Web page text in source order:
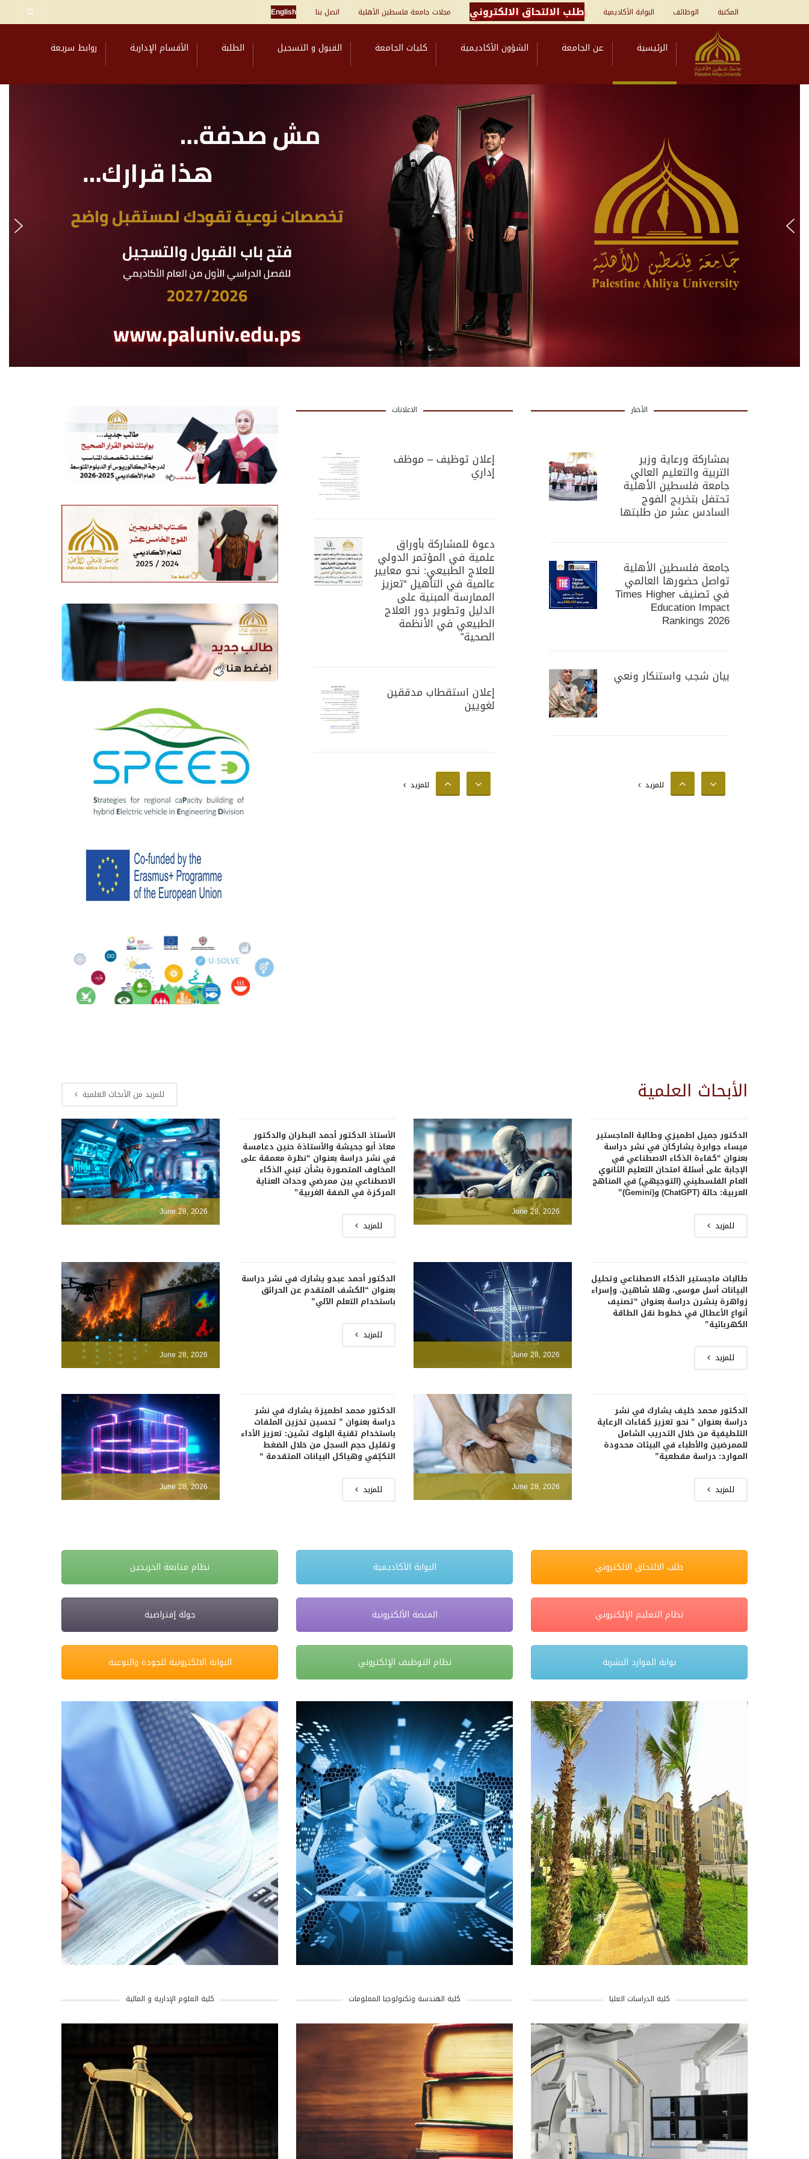
المكتبة الوظائف البوابة الأكاديمية طلب الالتحاق الالكتروني مجلات جامعة فلسطين الأهلية اتصل بنا English
الرئيسية عن الجامعة الشؤون الأكاديمية كليات الجامعة القبول و التسجيل الطلبة الأقسام الإدارية روابط سريعة
الاعلانات
إعلان توظيف – موظف
إداري
دعوة للمشاركة بأوراق
علمية في المؤتمر الدولي
للعلاج الطبيعي: نحو معايير
عالمية في التأهيل “تعزيز
الممارسة المبنية على
الدليل وتطوير دور العلاج
الطبيعي في الأنظمة
الصحية”
إعلان استقطاب مدققين
لغويين
إعلان استقطاب محللين
إحصائيين للمزيد
الأخبار
بمشاركة ورعاية وزير
التربية والتعليم العالي
جامعة فلسطين الأهلية
تحتفل بتخريج الفوج
السادس عشر من طلبتها
جامعة فلسطين الأهلية
تواصل حضورها العالمي
في تصنيف Times Higher
Education Impact
Rankings 2026
بيان شجب واستنكار ونعي
تستضيف وزير الزراعة
الفلسطيني لبحث سبل
تعزيز التعاون المشترك في
للمزيد
الأبحاث العلمية للمزيد من الأبحاث العلمية
June 28, 2026
الأستاذ الدكتور أحمد البطران والدكتور
معاذ أبو جحيشة والأستاذة حنين دعامسة
في نشر دراسة بعنوان “نظرة معمقة على
المخاوف المتصورة بشأن تبني الذكاء
الاصطناعي بين ممرضي وحدات العناية
المركزة في الضفة الغربية”
للمزيد
June 28, 2026
الدكتور جميل اطميزي وطالبة الماجستير
ميساء جوابرة يشاركان في نشر دراسة
بعنوان “كفاءة الذكاء الاصطناعي في
الإجابة على أسئلة امتحان التعليم الثانوي
العام الفلسطيني (التوجيهي) في المناهج
العربية: حالة (ChatGPT) و(Gemini)”
للمزيد
June 28, 2026
الدكتور أحمد عبدو يشارك في نشر دراسة
بعنوان “الكشف المتقدم عن الحرائق
باستخدام التعلم الآلي”
للمزيد
June 28, 2026
طالبات ماجستير الذكاء الاصطناعي وتحليل
البيانات أسل موسى، وهلا شاهين، وإسراء
زواهرة ينشرن دراسة بعنوان “تصنيف
أنواع الأعطال في خطوط نقل الطاقة
الكهربائية”
للمزيد
June 28, 2026
الدكتور محمد اطميزة يشارك في نشر
دراسة بعنوان ” تحسين تخزين الملفات
باستخدام تقنية البلوك تشين: تعزيز الأداء
وتقليل حجم السجل من خلال الضغط
التكيّفي وهياكل البيانات المتقدمة “
للمزيد June 28, 2026
الدكتور محمد خليف يشارك في نشر
دراسة بعنوان ” نحو تعزيز كفاءات الرعاية
التلطيفية من خلال التدريب الشامل
للممرضين والأطباء في البيئات محدودة
الموارد: دراسة مقطعية”
للمزيد
نظام متابعة الخريجين البوابة الأكاديمية طلب الالتحاق الالكتروني
جولة إفتراضية المنصة الألكترونية نظام التعليم الإلكتروني
البوابة الالكترونية للجودة والنوعية نظام التوظيف الإلكتروني بوابة الموارد البشربة
كلية العلوم الإدارية و المالية كلية الهندسة وتكنولوجيا المعلومات كلية الدراسات العليا